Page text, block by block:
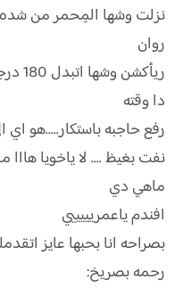
نزلت وشها المِحمر من
روان
دا وقته
رفع حاجبه باستكار.....هو
نفت بغيظ .... لا ياخويا هااا
ماهي دي
افندم ياعمريييييي
بصراحه انا بحبها عايز
رحمه بصريخ: